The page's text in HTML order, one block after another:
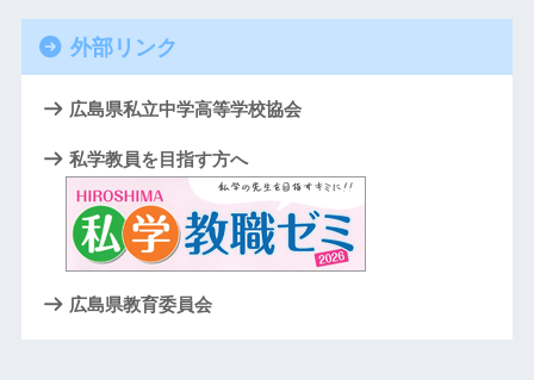
外部リンク
広島県私立中学高等学校協会
私学教員を目指す方へ
広島県教育委員会